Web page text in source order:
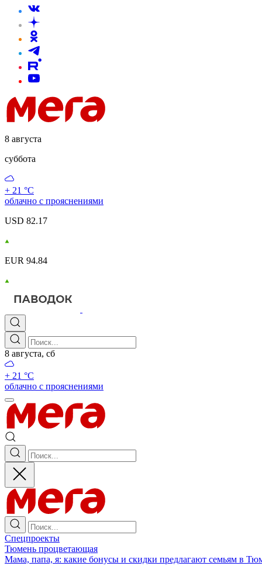
8 августа
суббота
+ 21 °С
облачно с прояснениями
USD 82.17
EUR 94.84
8 августа, сб
+ 21 °С
облачно с прояснениями
Спецпроекты
Тюмень процветающая
Мама, папа, я: какие бонусы и скидки предлагают семьям в